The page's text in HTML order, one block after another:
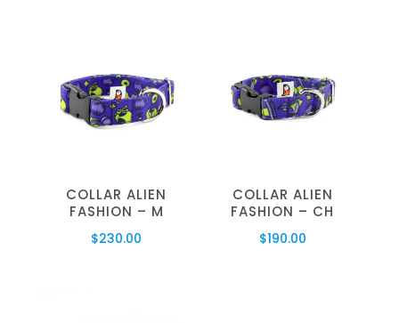
COLLAR ALIEN
FASHION – M
$230.00
COLLAR ALIEN
FASHION – CH
$190.00